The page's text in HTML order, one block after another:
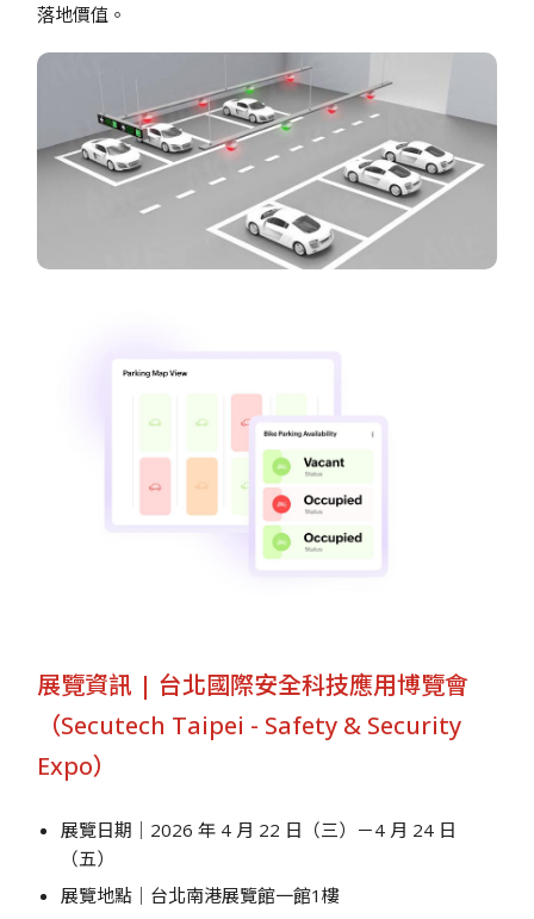
落地價值。
展覽資訊 | 台北國際安全科技應用博覽會
（Secutech Taipei - Safety & Security
Expo）
展覽日期｜2026 年 4 月 22 日（三）－4 月 24 日
（五）
展覽地點｜台北南港展覽館一館1樓